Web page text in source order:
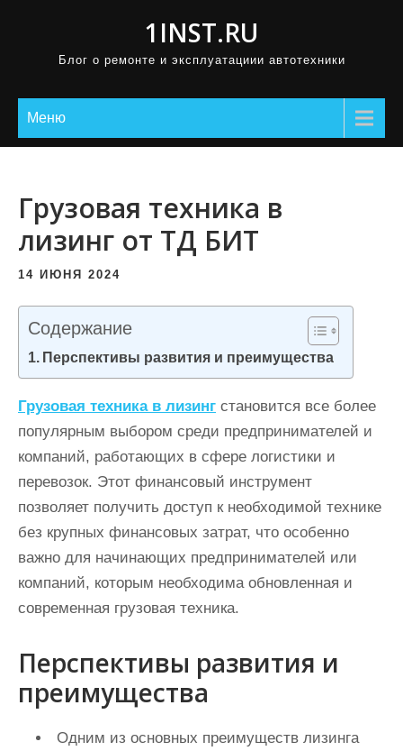
1INST.RU
Блог о ремонте и эксплуатациии автотехники
Меню
Грузовая техника в
лизинг от ТД БИТ
14 ИЮНЯ 2024
Содержание
Перспективы развития и преимущества
Грузовая техника в лизинг становится все более
популярным выбором среди предпринимателей и
компаний, работающих в сфере логистики и
перевозок. Этот финансовый инструмент
позволяет получить доступ к необходимой технике
без крупных финансовых затрат, что особенно
важно для начинающих предпринимателей или
компаний, которым необходима обновленная и
современная грузовая техника.
Перспективы развития и
преимущества
Одним из основных преимуществ лизинга